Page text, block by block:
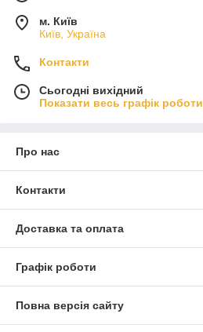
м. Київ
Київ, Україна
Контакти
Сьогодні вихідний
Показати весь графік роботи
Про нас
Контакти
Доставка та оплата
Графік роботи
Повна версія сайту